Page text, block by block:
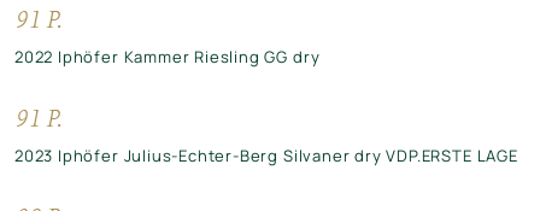
91 P.
2022 Iphöfer Kammer Riesling GG dry
91 P.
2023 Iphöfer Julius-Echter-Berg Silvaner dry VDP.ERSTE LAGE